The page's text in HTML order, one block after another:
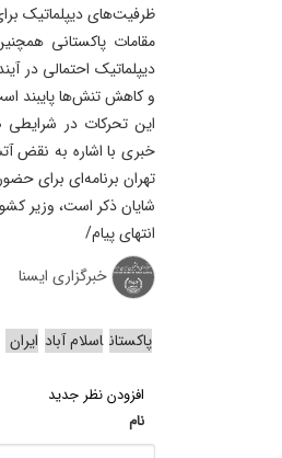
ظرفیت‌های دیپلماتیک
مقامات پاکستانی
دیپلماتیک احتمالی در
و کاهش تنش‌ها پایبند
این تحرکات در
خبری با اشاره به نقض
تهران برنامه‌ای برای
شایان ذکر است، وزیر
انتهای پیام/
خبرگزاری ایسنا
پاکستان اسلام آباد ایران
افزودن نظر جدید
نام